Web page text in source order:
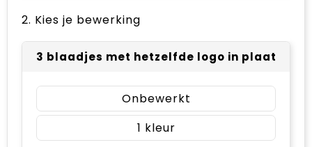
2. Kies je bewerking
3 blaadjes met hetzelfde logo in plaats van
Onbewerkt
1